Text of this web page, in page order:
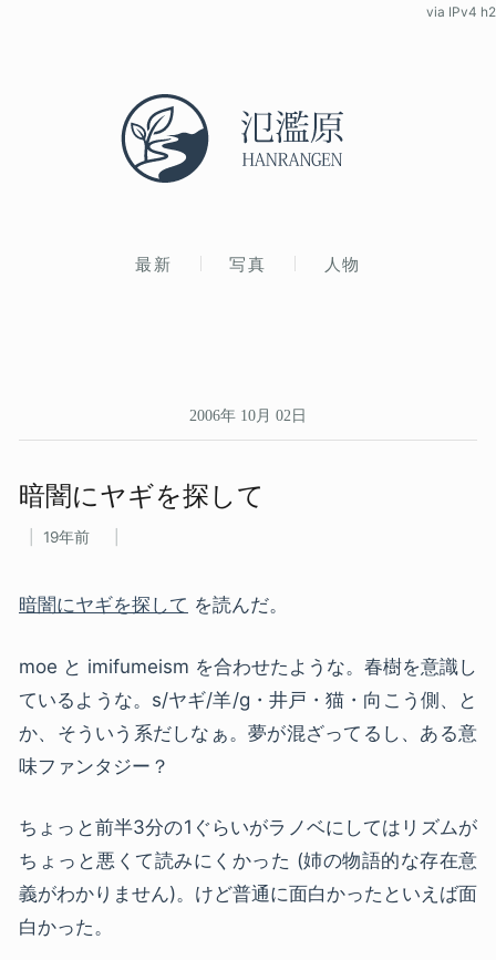
最新 写真 人物
via IPv4 h2
2006年 10月 02日
暗闇に​ヤギを​探して
19年前
暗闇にヤギを探して を読んだ。
moe と imifumeism を合わせたような。春樹を意識し
ているような。s/ヤギ/羊/g・井戸・猫・向こう側、と
か、そういう系だしなぁ。夢が混ざってるし、ある意
味ファンタジー？
ちょっと前半3分の1ぐらいがラノベにしてはリズムが
ちょっと悪くて読みにくかった (姉の物語的な存在意
義がわかりません)。けど普通に面白かったといえば面
白かった。